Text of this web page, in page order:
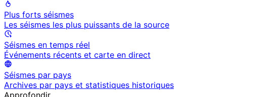
Plus forts séismes
Les séismes les plus puissants de la source
Séismes en temps réel
Événements récents et carte en direct
Séismes par pays
Archives par pays et statistiques historiques
Approfondir